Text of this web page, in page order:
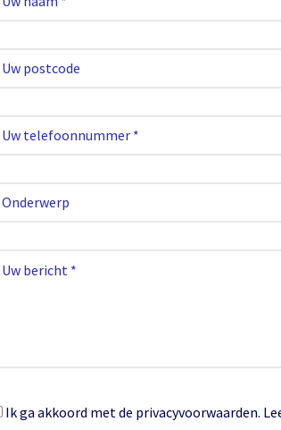
Ik ga akkoord met de privacyvoorwaarden.